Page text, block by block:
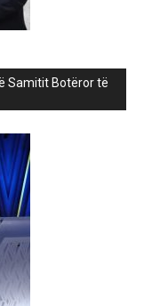
Samitit Botëror të